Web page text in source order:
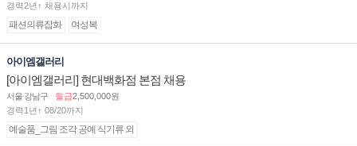
경력2년↑ 채용시까지
패션의류잡화 여성복
아이엠갤러리
[아이엠갤러리] 현대백화점 본점 채용
서울 강남구 월급2,500,000원
경력1년↑ 08/20까지
예술품_그림 조각 공예 식기류 외